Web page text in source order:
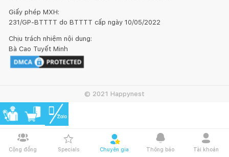
Cộng đồng Specials Chuyên gia Thông báo Tài khoản
Giấy phép MXH:
231/GP-BTTTT do BTTTT cấp ngày 10/05/2022
Chịu trách nhiệm nội dung:
Bà Cao Tuyết Minh
© 2021 Happynest